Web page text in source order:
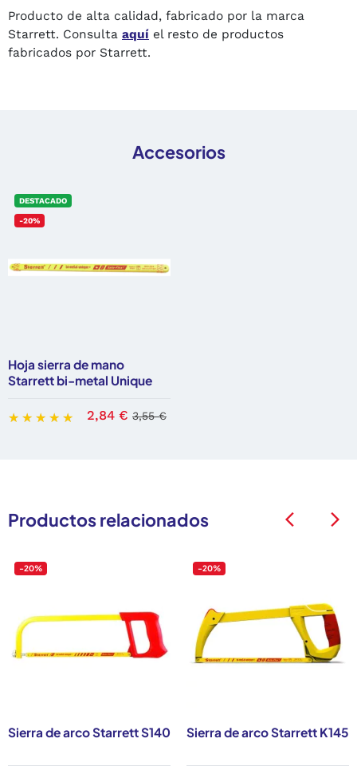
Producto de alta calidad, fabricado por la marca
Starrett. Consulta aquí el resto de productos
fabricados por Starrett.
Accesorios
DESTACADO
-20%
Hoja sierra de mano
Starrett bi-metal Unique
2,84 € 3,55 €
Productos relacionados
Sierra de arco Starrett S140
-20%
Sierra de arco Starrett K145
-20%
arrow_back_ios arrow_back_ios